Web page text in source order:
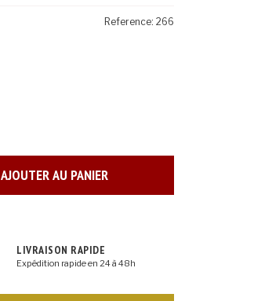
Reference: 266
AJOUTER AU PANIER
LIVRAISON RAPIDE
Expédition rapide en 24 à 48h